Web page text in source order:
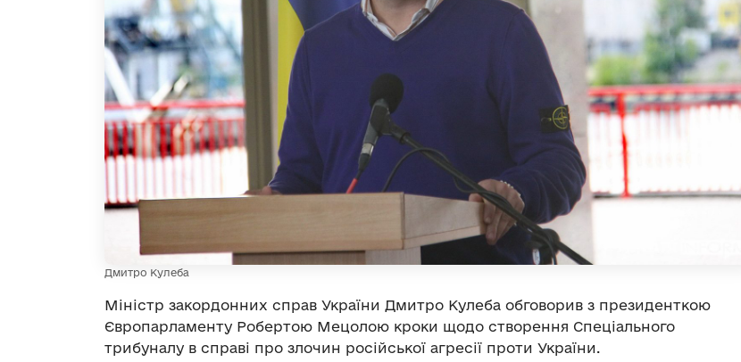
Дмитро Кулеба
Міністр закордонних справ України Дмитро Кулеба обговорив з президенткою
Європарламенту Робертою Мецолою кроки щодо створення Спеціального
трибуналу в справі про злочин російської агресії проти України.